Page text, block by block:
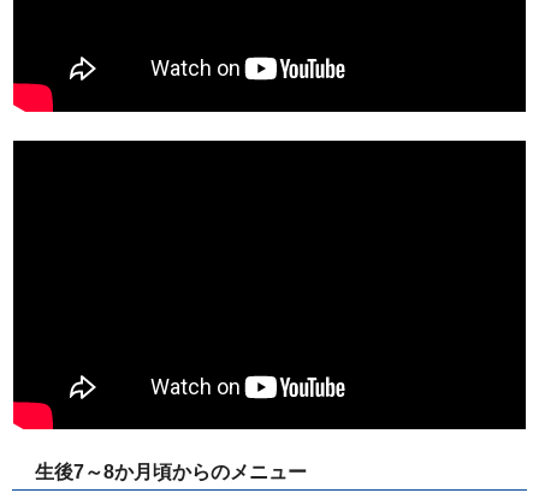
生後7～8か月頃からのメニュー